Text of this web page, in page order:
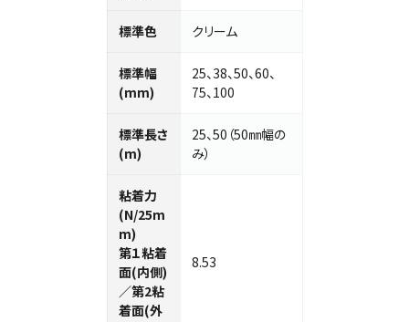
標準色 クリーム
標準幅
(mm)
25、38、50、60、
75、100
標準⻑さ
(m)
25、50（50㎜幅の
み）
粘着力
(N/25m
m)
第１粘着
面(内側)
／第2粘
着面(外
8.53